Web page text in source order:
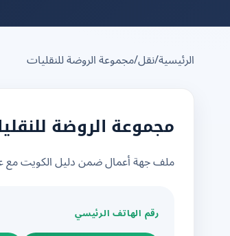
الرئيسية/نقل/مجموعة الروضة للنقليات
مجموعة الروضة
ملف جهة أعمال ضمن دليل الكويت مع
رقم الهاتف الرئيسي